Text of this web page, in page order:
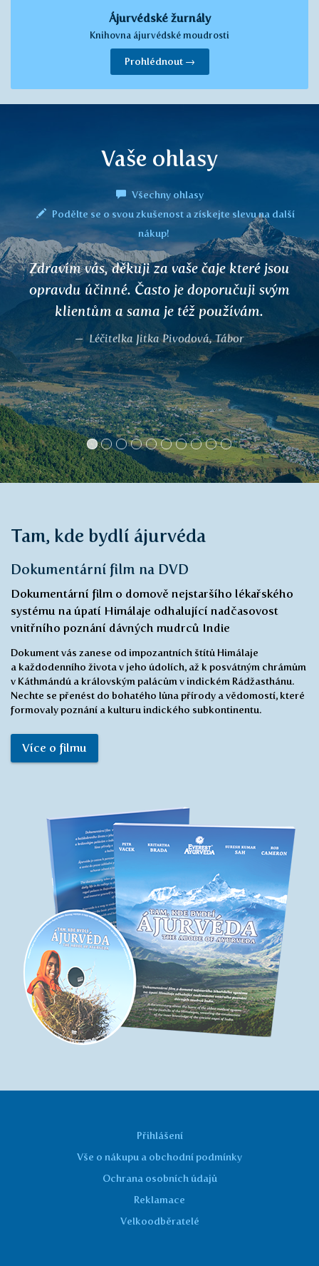
Ájurvédské žurnály
Knihovna ájurvédské moudrosti
Prohlédnout →
Vaše ohlasy
Všechny ohlasy
Podělte se o svou zkušenost a získejte slevu na další
nákup!
V posledních 10 letech jsem trpěl
ochromujícími bolestmi kloubů, částečně
v důsledku opotřebení v práci a také
dnou. To mělo opravdu negativní dopad
na můj život, a to v podobě bolesti, ztráty
příjmů a omezené pohyblivosti. Nejprve
jsem si koupil Shalari. Neměl jsem od
tohoto produktu velké očekávání, protože
s produkty jiných výrobců jsem měl jen
malý nebo žádný úspěch, ale rozhodl jsem
se ho vyzkoušet. Tento produkt (a další)
Tento produkt mi změnil život a cítím se
mnohem lépe. Už 8 měsíců nemám dnu,
moje pohyblivost je mnohem lepší a
samozřejmě jsem mnohem šťastnější,
protože bolest zmizela. Právě jsem provedl
svůj čtvrtý nákup, tentokrát různých čajů,
které chci vyzkoušet. Doporučuji
každému, aby vyzkoušel tyto úžasné
produkty, rozhodně fungují. Jsem velmi
spokojený s výsledky a nyní jsem stálým a
celoživotním zákazníkem! Moc děkuji.
Tam, kde bydlí ájurvéda
Dokumentární film na DVD
Dokumentární film o domově nejstaršího lékařského
systému na úpatí Himálaje odhalující nadčasovost
vnitřního poznání dávných mudrců Indie
Dokument vás zanese od impozantních štítů Himálaje
a každodenního života v jeho údolích, až k posvátným chrámům